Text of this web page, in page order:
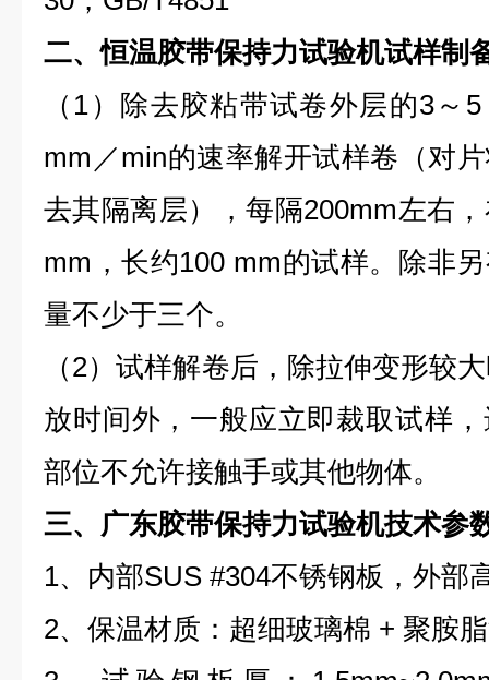
二、恒温胶带保持力试验机试样制
（1）除去胶粘带试卷外层的3～
mm／min的速率解开试样卷（对
去其隔离层），每隔200mm左右
mm，长约100 mm的试样。除非
量不少于三个。
（2）试样解卷后，除拉伸变形较
放时间外，一般应立即裁取试样
部位不允许接触手或其他物体。
三、广东胶带保持力试验机技术参
1、内部SUS #304不锈钢板，外部
2、保温材质：超细玻璃棉 + 聚胺